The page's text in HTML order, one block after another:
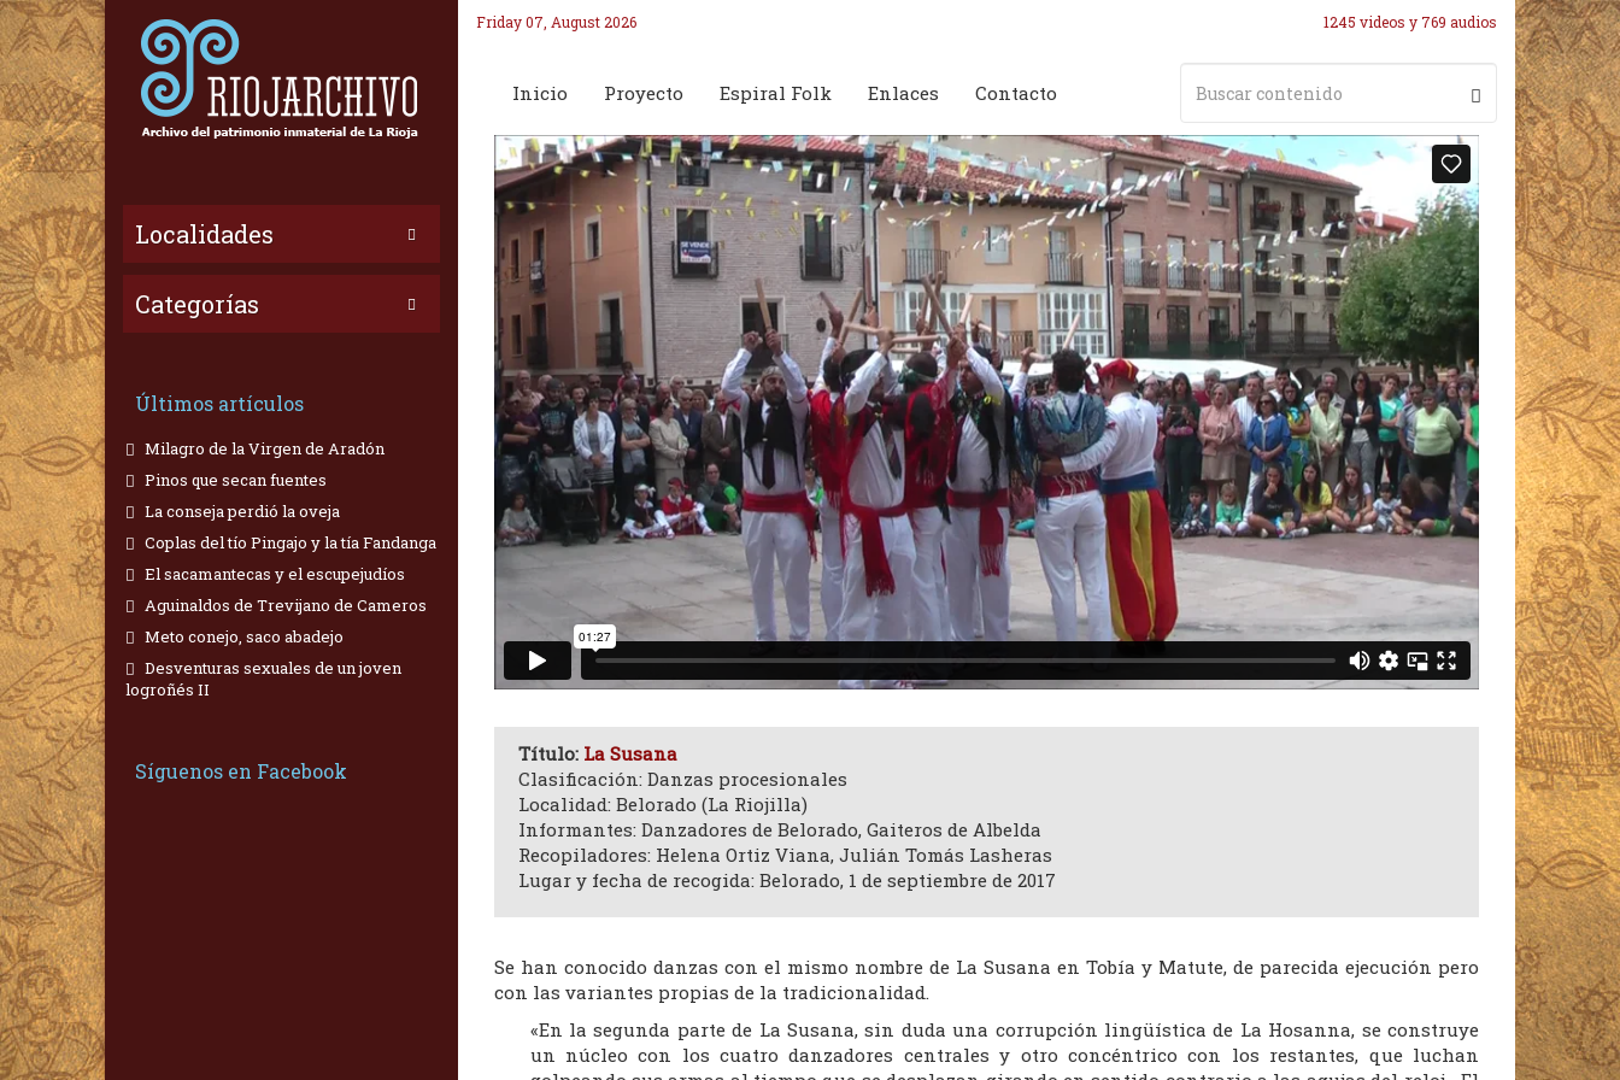
Localidades
Categorías
Últimos artículos
Milagro de la Virgen de Aradón
Pinos que secan fuentes
La conseja perdió la oveja
Coplas del tío Pingajo y la tía Fandanga
El sacamantecas y el escupejudíos
Aguinaldos de Trevijano de Cameros
Meto conejo, saco abadejo
Desventuras sexuales de un joven
logroñés II
Síguenos en Facebook
Friday 07, August 2026 1245 videos y 769 audios
Inicio Proyecto Espiral Folk Enlaces Contacto
Título: La Susana
Clasificación: Danzas procesionales
Localidad: Belorado (La Riojilla)
Informantes: Danzadores de Belorado, Gaiteros de Albelda
Recopiladores: Helena Ortiz Viana, Julián Tomás Lasheras
Lugar y fecha de recogida: Belorado, 1 de septiembre de 2017
Se han conocido danzas con el mismo nombre de La Susana en Tobía y Matute, de parecida ejecución pero
con las variantes propias de la tradicionalidad.
«En la segunda parte de La Susana, sin duda una corrupción lingüística de La Hosanna, se construye
un núcleo con los cuatro danzadores centrales y otro concéntrico con los restantes, que luchan